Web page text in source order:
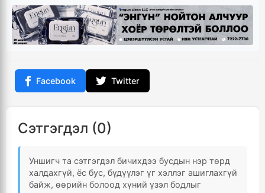
Facebook Twitter
Сэтгэгдэл (0)
Уншигч та сэтгэгдэл бичихдээ бусдын нэр төрд
халдахгүй, ёс бус, бүдүүлэг үг хэллэг ашиглахгүй
байж, өөрийн болоод хүний үзэл бодлыг